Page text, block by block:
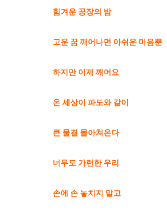
힘겨운 공장의 밤
고운 꿈 깨어나면 아쉬운 마음뿐
하지만 이제 깨어요
온 세상이 파도와 같이
큰 물결 몰아쳐온다
너무도 가련한 우리
손에 손 놓치지 말고